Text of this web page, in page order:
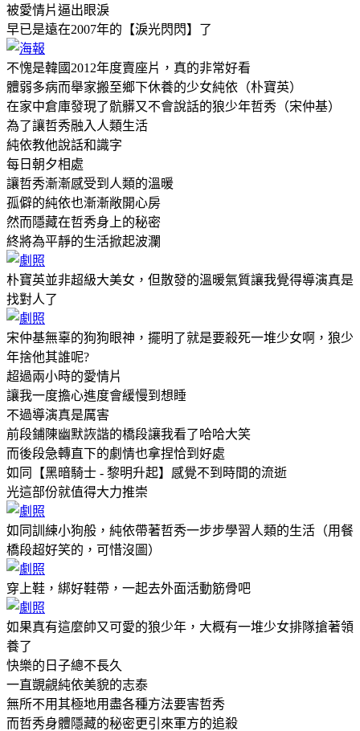
被愛情片逼出眼淚
早已是遠在2007年的【淚光閃閃】了
不愧是韓國2012年度賣座片，真的非常好看
體弱多病而舉家搬至鄉下休養的少女純依（朴寶英）
在家中倉庫發現了骯髒又不會說話的狼少年哲秀（宋仲基）
為了讓哲秀融入人類生活
純依教他說話和識字
每日朝夕相處
讓哲秀漸漸感受到人類的溫暖
孤僻的純依也漸漸敞開心房
然而隱藏在哲秀身上的秘密
終將為平靜的生活掀起波瀾
朴寶英並非超級大美女，但散發的溫暖氣質讓我覺得導演真是
找對人了
宋仲基無辜的狗狗眼神，擺明了就是要殺死一堆少女啊，狼少
年捨他其誰呢?
超過兩小時的愛情片
讓我一度擔心進度會緩慢到想睡
不過導演真是厲害
前段鋪陳幽默詼諧的橋段讓我看了哈哈大笑
而後段急轉直下的劇情也拿捏恰到好處
如同【黑暗騎士 - 黎明升起】感覺不到時間的流逝
光這部份就值得大力推崇
如同訓練小狗般，純依帶著哲秀一步步學習人類的生活（用餐
橋段超好笑的，可惜沒圖）
穿上鞋，綁好鞋帶，一起去外面活動筋骨吧
如果真有這麼帥又可愛的狼少年，大概有一堆少女排隊搶著領
養了
快樂的日子總不長久
一直覬覦純依美貌的志泰
無所不用其極地用盡各種方法要害哲秀
而哲秀身體隱藏的秘密更引來軍方的追殺